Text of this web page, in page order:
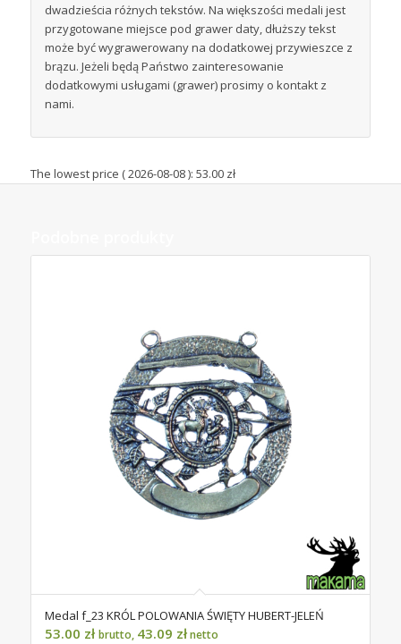
dwadzieścia różnych tekstów. Na większości medali jest
przygotowane miejsce pod grawer daty, dłuższy tekst
może być wygrawerowany na dodatkowej przywieszce z
brązu. Jeżeli będą Państwo zainteresowanie
dodatkowymi usługami (grawer) prosimy o kontakt z
nami.
The lowest price (2026-08-08): 53.00 zł
Medal f_23 KRÓL POLOWANIA ŚWIĘTY HUBERT-JELEŃ
53.00 zł brutto, 43.09 złnetto